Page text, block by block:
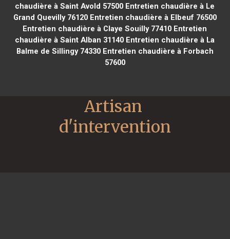
chaudière à Saint Avold 57500 Entretien chaudière à Le
Grand Quevilly 76120Entretien chaudière à Elbeuf 76500
Entretien chaudière à Claye Souilly 77410 Entretien
chaudière à Saint Alban 31140 Entretien chaudière à La
Balme de Sillingy 74330Entretien chaudière à Forbach
57600
Artisan
d'intervention